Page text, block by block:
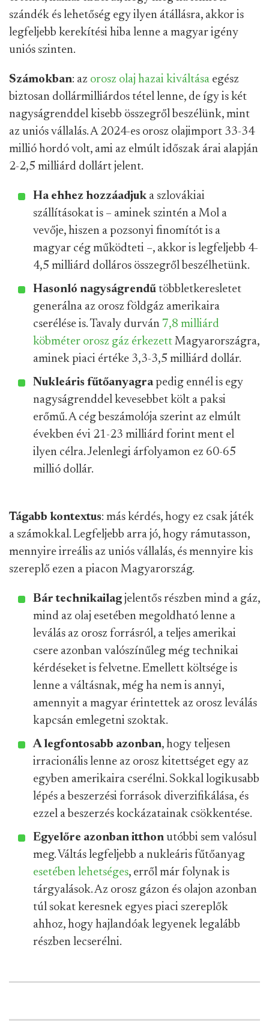
szándék és lehetőség egy ilyen átállásra, akkor is
legfeljebb kerekítési hiba lenne a magyar igény
uniós szinten.
Számokban: az orosz olaj hazai kiváltása egész
biztosan dollármilliárdos tétel lenne, de így is két
nagyságrenddel kisebb összegről beszélünk, mint
az uniós vállalás. A 2024-es orosz olajimport 33-34
millió hordó volt, ami az elmúlt időszak árai alapján
2-2,5 milliárd dollárt jelent.
Ha ehhez hozzáadjuk a szlovákiai
szállításokat is – aminek szintén a Mol a
vevője, hiszen a pozsonyi finomítót is a
magyar cég működteti –, akkor is legfeljebb 4-
4,5 milliárd dolláros összegről beszélhetünk.
Hasonló nagyságrendű többletkeresletet
generálna az orosz földgáz amerikaira
cserélése is. Tavaly durván 7,8 milliárd
köbméter orosz gáz érkezett Magyarországra,
aminek piaci értéke 3,3-3,5 milliárd dollár.
Nukleáris fűtőanyagrapedig ennél is egy
nagyságrenddel kevesebbet költ a paksi
erőmű. A cég beszámolója szerint az elmúlt
években évi 21-23 milliárd forint ment el
ilyen célra. Jelenlegi árfolyamon ez 60-65
millió dollár.
Tágabb kontextus: más kérdés, hogy ez csak játék
a számokkal. Legfeljebb arra jó, hogy rámutasson,
mennyire irreális az uniós vállalás, és mennyire kis
szereplő ezen a piacon Magyarország.
Bár technikailag jelentős részben mind a gáz,
mind az olaj esetében megoldható lenne a
leválás az orosz forrásról, a teljes amerikai
csere azonban valószínűleg még technikai
kérdéseket is felvetne. Emellett költsége is
lenne a váltásnak, még ha nem is annyi,
amennyit a magyar érintettek az orosz leválás
kapcsán emlegetni szoktak.
A legfontosabb azonban, hogy teljesen
irracionális lenne az orosz kitettséget egy az
egyben amerikaira cserélni. Sokkal logikusabb
lépés a beszerzési források diverzifikálása, és
ezzel a beszerzés kockázatainak csökkentése.
Egyelőre azonban itthon utóbbi sem valósul
meg. Váltás legfeljebb a nukleáris fűtőanyag
esetében lehetséges, erről már folynak is
tárgyalások. Az orosz gázon és olajon azonban
túl sokat keresnek egyes piaci szereplők
ahhoz, hogy hajlandóak legyenek legalább
részben lecserélni.